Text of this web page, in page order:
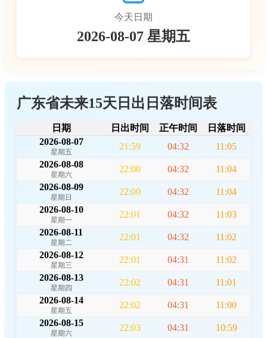
今天日期
2026-08-07 星期五
广东省未来15天日出日落时间表
日期 日出时间 正午时间
日落时间
2026-08-07
星期五
21:59 04:32
11:05
2026-08-08
星期六
22:00 04:32
11:04
2026-08-09
星期日
22:00 04:32
11:04
2026-08-10
星期一
22:01 04:32
11:03
2026-08-11
星期二
22:01 04:32
11:02
2026-08-12
星期三
22:01 04:31
11:02
2026-08-13
星期四
22:02 04:31
11:01
2026-08-14
星期五
22:02 04:31
11:00
2026-08-15
星期六
22:03 04:31
10:59